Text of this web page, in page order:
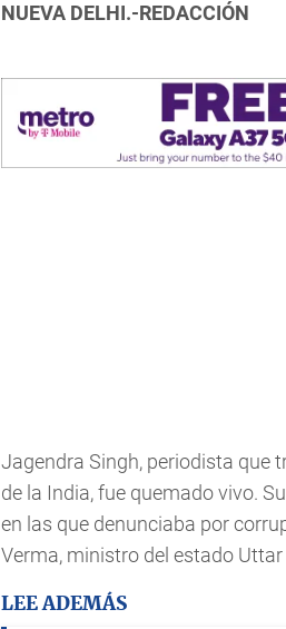
NUEVA DELHI.-REDACCIÓN
Jagendra Singh, periodista que
de la India, fue quemado vivo.
en las que denunciaba por
Verma, ministro del estado
LEE ADEMÁS